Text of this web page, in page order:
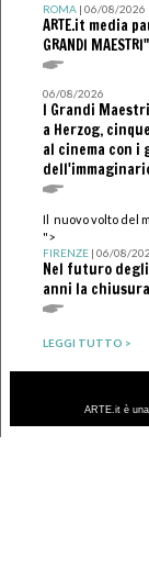
ROMA| 06/08/2026
ARTE.it media
GRANDI
06/08/2026
I Grandi
a Herzog,
al cinema con i
Il nuovo volto del
">
FIRENZE| 06/08/
Nel futuro
anni la
LEGGI TUTTO >
ARTE.it è